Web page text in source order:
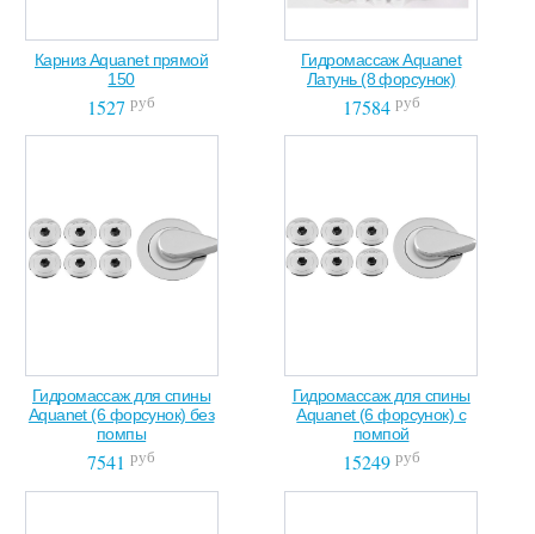
Карниз Aquanet прямой
150
1527 руб
Гидромассаж Aquanet
Латунь (8 форсунок)
17584 руб
Гидромассаж для спины
Aquanet (6 форсунок) без
помпы
7541 руб
Гидромассаж для спины
Aquanet (6 форсунок) с
помпой
15249 руб